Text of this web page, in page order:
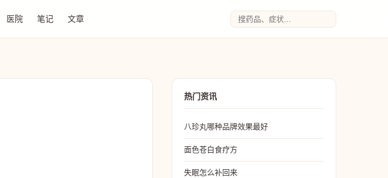
医院 笔记 文章
热门资讯
八珍丸哪种品牌效果最好
面色苍白食疗方
失眠怎么补回来